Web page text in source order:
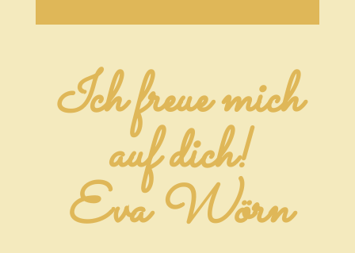
Ich freue mich
auf dich!
Eva Wörn